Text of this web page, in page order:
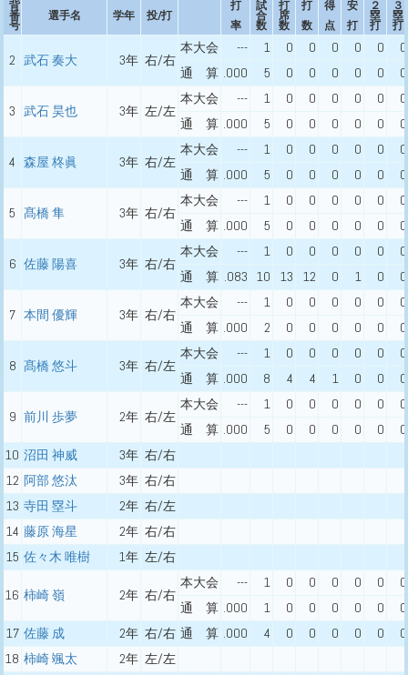
背
番
号
選手名 学年 投/打
打
率
試
合
数
打
席
数
打
数
得
点
安
打
２
塁
打
３
塁
打
2 武石 奏大 3年 右/右
本大会 --- 1 0 0 0 0 0
0
通 算 .000 5 0 0 0 0 0 0
3 武石 昊也 3年 左/左
本大会 --- 1 0 0 0 0 0
0
通 算 .000 5 0 0 0 0 0 0
4 森屋 柊眞 3年 右/左
本大会 --- 1 0 0 0 0 0
0
通 算 .000 5 0 0 0 0 0 0
5 髙橋 隼 3年 右/右
本大会 --- 1 0 0 0 0 0
0
通 算 .000 5 0 0 0 0 0 0
6 佐藤 陽喜 3年 右/右
本大会 --- 1 0 0 0 0 0
0
通 算 .083 10 13 12 0 1 0 0
7 本間 優輝 3年 右/右
本大会 --- 1 0 0 0 0 0
0
通 算 .000 2 0 0 0 0 0 0
8 髙橋 悠斗 3年 右/左
本大会 --- 1 0 0 0 0 0
0
通 算 .000 8 4 4 1 0 0 0
9 前川 歩夢 2年 右/左
本大会 --- 1 0 0 0 0 0
0
通 算 .000 5 0 0 0 0 0
0
10 沼田 神威 3年 右/右
12 阿部 悠汰 3年 右/右
13 寺田 塁斗 2年 右/左
14 藤原 海星 2年 右/右
15 佐々木 唯樹 1年 左/右
16 柿崎 嶺 2年 右/右
本大会 --- 1 0 0 0 0 0
0
通 算 .000 1 0 0 0 0 0
0
17 佐藤 成 2年 右/右 通 算 .000 4 0 0 0 0 0
0
18 柿崎 颯太 2年 左/左